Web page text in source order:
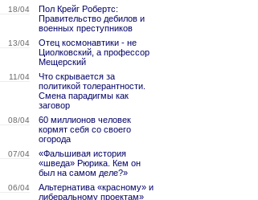
18/04
Пол Крейг Робертс:
Правительство дебилов и
военных преступников
13/04
Отец космонавтики - не
Циолковский, а профессор
Мещерский
11/04
Что скрывается за
политикой толерантности.
Смена парадигмы как
заговор
08/04
60 миллионов человек
кормят себя со своего
огорода
07/04
«Фальшивая история
«шведа» Рюрика. Кем он
был на самом деле?»
06/04
Альтернатива «красному» и
либеральному проектам»